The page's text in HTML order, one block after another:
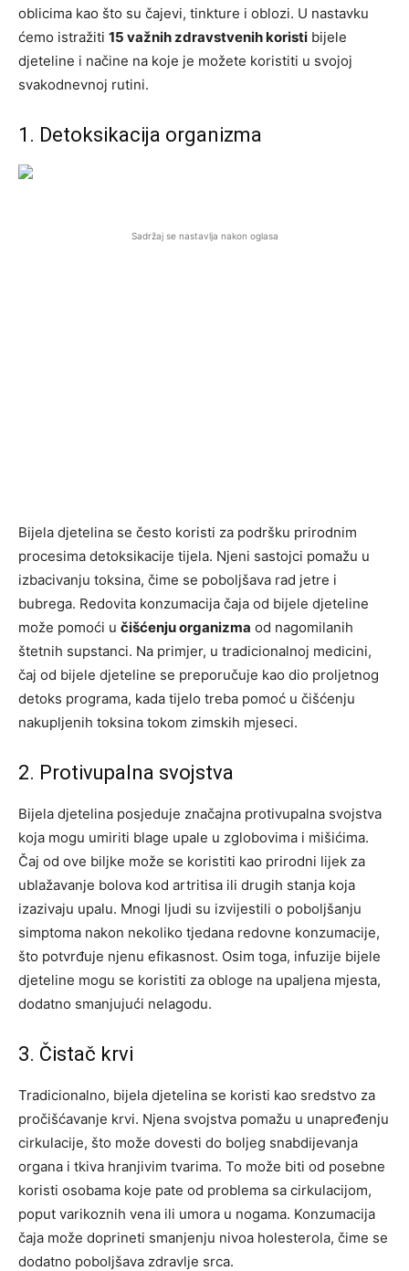
oblicima kao što su čajevi, tinkture i oblozi. U nastavku
ćemo istražiti 15 važnih zdravstvenih koristi bijele
djeteline i načine na koje je možete koristiti u svojoj
svakodnevnoj rutini.
1. Detoksikacija organizma
Sadržaj se nastavlja nakon oglasa
Bijela djetelina se često koristi za podršku prirodnim
procesima detoksikacije tijela. Njeni sastojci pomažu u
izbacivanju toksina, čime se poboljšava rad jetre i
bubrega. Redovita konzumacija čaja od bijele djeteline
može pomoći u čišćenju organizma od nagomilanih
štetnih supstanci. Na primjer, u tradicionalnoj medicini,
čaj od bijele djeteline se preporučuje kao dio proljetnog
detoks programa, kada tijelo treba pomoć u čišćenju
nakupljenih toksina tokom zimskih mjeseci.
2. Protivupalna svojstva
Bijela djetelina posjeduje značajna protivupalna svojstva
koja mogu umiriti blage upale u zglobovima i mišićima.
Čaj od ove biljke može se koristiti kao prirodni lijek za
ublažavanje bolova kod artritisa ili drugih stanja koja
izazivaju upalu. Mnogi ljudi su izvijestili o poboljšanju
simptoma nakon nekoliko tjedana redovne konzumacije,
što potvrđuje njenu efikasnost. Osim toga, infuzije bijele
djeteline mogu se koristiti za obloge na upaljena mjesta,
dodatno smanjujući nelagodu.
3. Čistač krvi
Tradicionalno, bijela djetelina se koristi kao sredstvo za
pročišćavanje krvi. Njena svojstva pomažu u unapređenju
cirkulacije, što može dovesti do boljeg snabdijevanja
organa i tkiva hranjivim tvarima. To može biti od posebne
koristi osobama koje pate od problema sa cirkulacijom,
poput varikoznih vena ili umora u nogama. Konzumacija
čaja može doprineti smanjenju nivoa holesterola, čime se
dodatno poboljšava zdravlje srca.